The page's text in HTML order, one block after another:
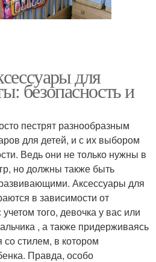
для
безопасность и
пестрят разнообразным
для детей, и с их выбором
Ведь они не только нужны в
но должны также быть
Аксессуары для
в зависимости от
того, девочка у вас или
, а также придерживаясь
со стилем, в котором
Правда, особо